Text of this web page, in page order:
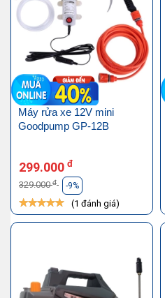
Máy rửa xe 12V mini
Goodpump GP-12B
299.000 đ
329.000đ -9%
(1 đánh giá)